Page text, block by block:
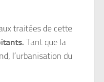
traitées de cette
Tant que la
l’urbanisation du